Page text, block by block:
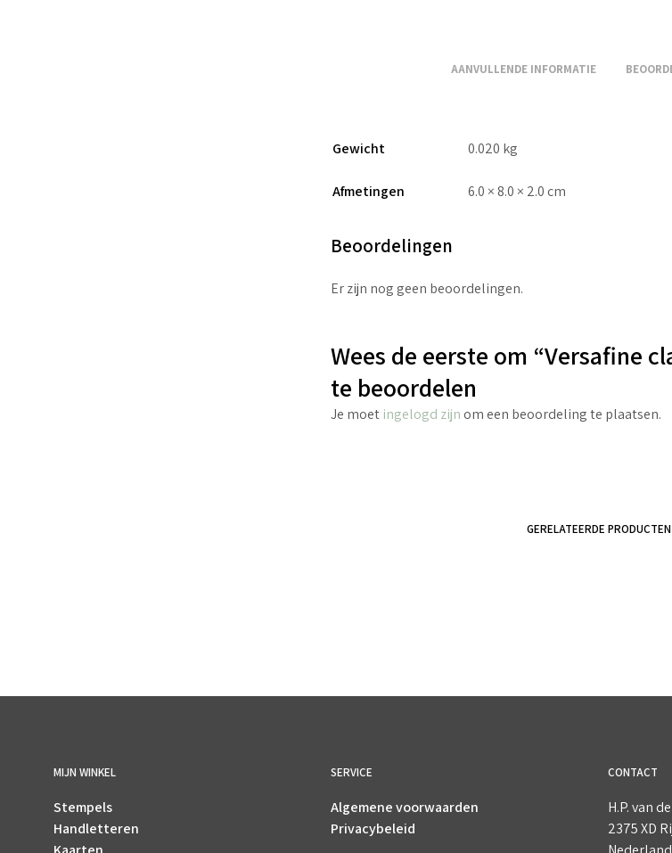
AANVULLENDE INFORMATIE
Gewicht 0.020 kg
Afmetingen 6.0 × 8.0 × 2.0 cm
Beoordelingen
Er zijn nog geen beoordelingen.
Wees de eerste om “Versafine
te beoordelen
Je moet ingelogd zijnom een beoordeling te plaatsen.
GERELATEERDE PRODUCTEN
MIJN WINKEL
Stempels
Handletteren
SERVICE
Algemene voorwaarden
Privacybeleid
CONTACT
H.P. van
2375 XD